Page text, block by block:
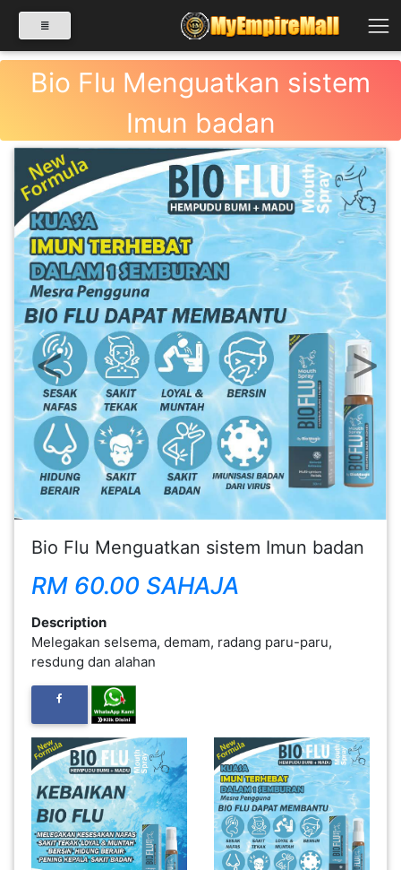
Bio Flu Menguatkan sistem
Imun badan
Previous Next
Bio Flu Menguatkan sistem Imun badan
RM 60.00 SAHAJA
Description
Melegakan selsema, demam, radang paru-paru,
resdung dan alahan
SELECT CATEGORY
PRODUK(0)
BABIES(0)
KESIHATAN(80)
PERNIAGAAN
RUNCIT(1)
FESYEN
WANITA(0)
KECANTIKAN(7)
LELAKI(0)
MINYAK
WANGI(8)
PENDIDIKAN(19)
DERMA
DAN
INFAK(0)